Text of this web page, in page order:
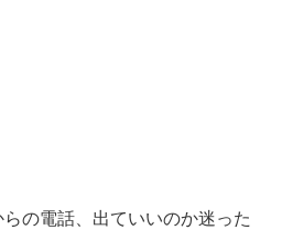
の電話、出ていいのか迷った